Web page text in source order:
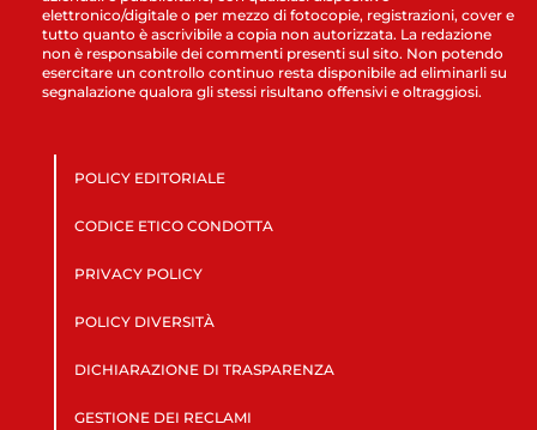
elettronico/digitale o per mezzo di fotocopie, registrazioni, cover e
tutto quanto è ascrivibile a copia non autorizzata. La redazione
non è responsabile dei commenti presenti sul sito. Non potendo
esercitare un controllo continuo resta disponibile ad eliminarli su
segnalazione qualora gli stessi risultano offensivi e oltraggiosi.
POLICY EDITORIALE
CODICE ETICO CONDOTTA
PRIVACY POLICY
POLICY DIVERSITÀ
DICHIARAZIONE DI TRASPARENZA
GESTIONE DEI RECLAMI